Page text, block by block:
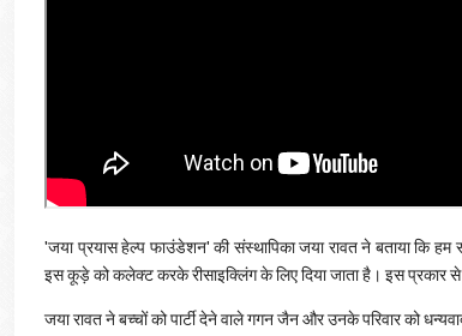
'जया प्रयास हेल्प फाउंडेशन' की संस्थापिका जया रावत ने बताया कि हम
इस कूड़े को कलेक्ट करके रीसाइक्लिंग के लिए दिया जाता है। इस प्रकार
जया रावत ने बच्चों को पार्टी देने वाले गगन जैन और उनके परिवार को